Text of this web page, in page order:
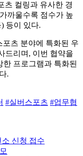
츠 컬링과 유사한 경
까울수록 점수가 높
등이 있다.
츠 분야에 특화된 우
드리며, 이번 협약을
프로그램과 특화된
.
#실버스포츠 #업무협
신청 접수